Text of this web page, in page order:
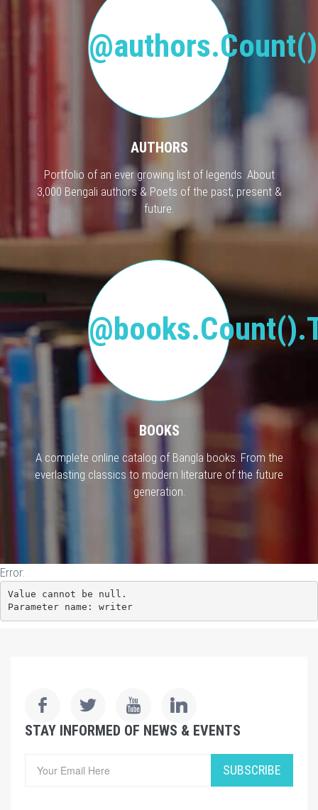
AUTHORS
Portfolio of an ever growing list of legends. About
3,000 Bengali authors & Poets of the past, present &
future.
BOOKS
A complete online catalog of Bangla books. From the
everlasting classics to modern literature of the future
generation.
Error:
Value cannot be null.
Parameter name: writer
STAY INFORMED OF NEWS & EVENTS
SUBSCRIBE